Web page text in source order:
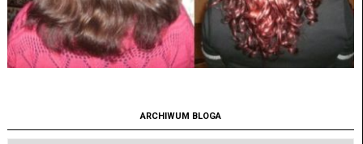
ARCHIWUM BLOGA